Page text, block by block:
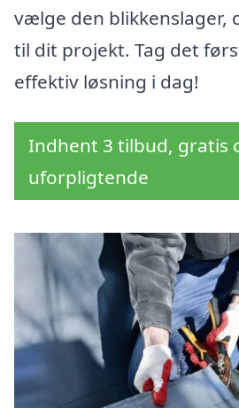
vælge den blikkenslager,
til dit projekt. Tag det
effektiv løsning i dag!
Indhent 3 tilbud, gratis
uforpligtende